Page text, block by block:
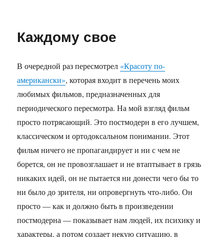
Каждому свое
В очередной раз пересмотрел «Красоту по-
американски», которая входит в перечень моих
любимых фильмов, предназначенных для
периодического пересмотра. На мой взгляд фильм
просто потрясающий. Это постмодерн в его лучшем,
классическом и ортодоксальном понимании. Этот
фильм ничего не пропагандирует и ни с чем не
борется, он не провозглашает и не втаптывает в грязь
никаких идей, он не пытается ни донести чего бы то
ни было до зрителя, ни опровергнуть что-либо. Он
просто — как и должно быть в произведении
постмодерна — показывает нам людей, их психику и
характеры, а потом создает некую ситуацию, в